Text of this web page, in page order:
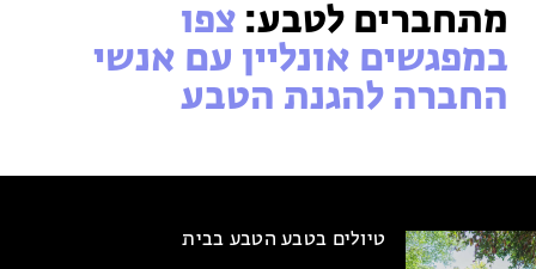
מתחברים לטבע: צפו
במפגשים אונליין עם אנשי
החברה להגנת הטבע
טיולים בטבע הטבע בבית